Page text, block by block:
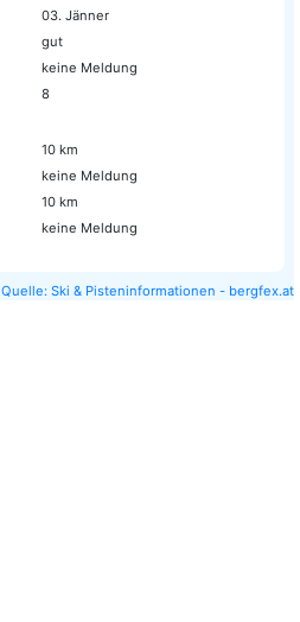
03. Jänner
gut
keine Meldung
8
10 km
keine Meldung
10 km
keine Meldung
Quelle: Ski & Pisteninformationen - bergfex.at